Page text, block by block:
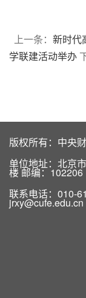
上一条： 新时代
学联建活动举办
版权所有：中央
单位地址：北京
楼 邮编：102206
联系电话：010-